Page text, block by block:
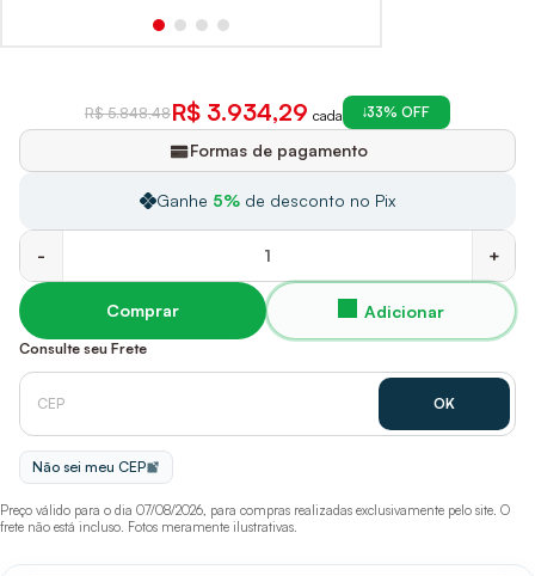
R$ 5.848,48R$ 3.934,29 cada 33% OFF
Ganhe 5% de desconto no Pix
Formas de pagamento
- +
Comprar
Consulte seu Frete
Não sei meu CEP
Preço válido para o dia 07/08/2026, para compras realizadas exclusivamente pelo site. O
frete não está incluso. Fotos meramente ilustrativas.